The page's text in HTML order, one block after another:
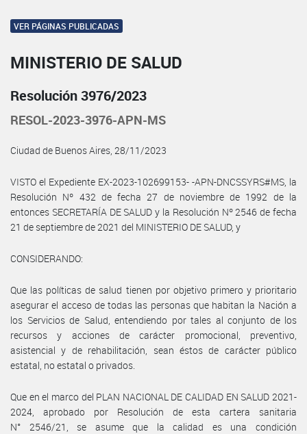
VER PÁGINAS PUBLICADAS
MINISTERIO DE SALUD
Resolución 3976/2023
RESOL-2023-3976-APN-MS
Ciudad de Buenos Aires, 28/11/2023
VISTO el Expediente EX-2023-102699153- -APN-DNCSSYRS#MS, la
Resolución Nº 432 de fecha 27 de noviembre de 1992 de la
entonces SECRETARÍA DE SALUD y la Resolución Nº 2546 de fecha
21 de septiembre de 2021 del MINISTERIO DE SALUD, y
CONSIDERANDO:
Que las políticas de salud tienen por objetivo primero y prioritario
asegurar el acceso de todas las personas que habitan la Nación a
los Servicios de Salud, entendiendo por tales al conjunto de los
recursos y acciones de carácter promocional, preventivo,
asistencial y de rehabilitación, sean éstos de carácter público
estatal, no estatal o privados.
Que en el marco del PLAN NACIONAL DE CALIDAD EN SALUD 2021-
2024, aprobado por Resolución de esta cartera sanitaria
N° 2546/21, se asume que la calidad es una condición